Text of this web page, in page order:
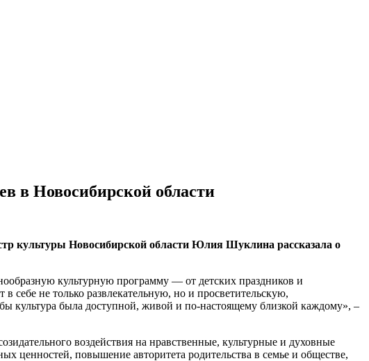
в Новосибирской области
культуры Новосибирской области Юлия Шуклина рассказала о
культурную программу — от детских праздников и
себе не только развлекательную, но и просветительскую,
культура была доступной, живой и по-настоящему близкой каждому», –
воздействия на нравственные, культурные и духовные
ценностей, повышение авторитета родительства в семье и обществе,